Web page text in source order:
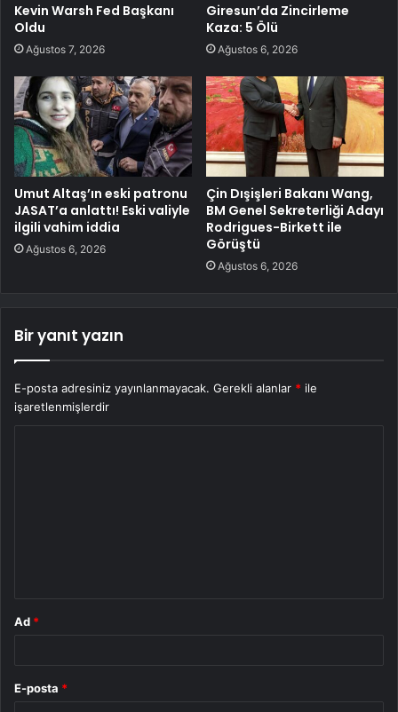
Kevin Warsh Fed Başkanı
Oldu
Ağustos 7, 2026
Giresun’da Zincirleme
Kaza: 5 Ölü
Ağustos 6, 2026
Umut Altaş’ın eski patronu
JASAT’a anlattı! Eski valiyle
ilgili vahim iddia
Ağustos 6, 2026
Çin Dışişleri Bakanı Wang,
BM Genel Sekreterliği Adayı
Rodrigues-Birkett ile
Görüştü
Ağustos 6, 2026
Bir yanıt yazın
E-posta adresiniz yayınlanmayacak. Gerekli alanlar * ile
işaretlenmişlerdir
Ad *
E-posta *